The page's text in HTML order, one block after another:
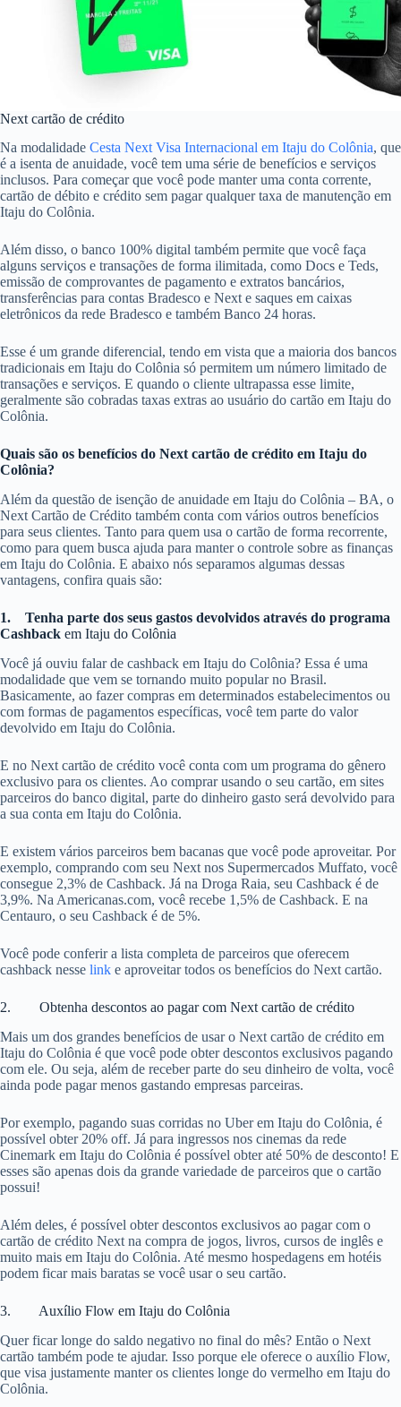
Next cartão de crédito
Na modalidade Cesta Next Visa Internacional em Itaju do Colônia, que
é a isenta de anuidade, você tem uma série de benefícios e serviços
inclusos. Para começar que você pode manter uma conta corrente,
cartão de débito e crédito sem pagar qualquer taxa de manutenção em
Itaju do Colônia.
Além disso, o banco 100% digital também permite que você faça
alguns serviços e transações de forma ilimitada, como Docs e Teds,
emissão de comprovantes de pagamento e extratos bancários,
transferências para contas Bradesco e Next e saques em caixas
eletrônicos da rede Bradesco e também Banco 24 horas.
Esse é um grande diferencial, tendo em vista que a maioria dos bancos
tradicionais em Itaju do Colônia só permitem um número limitado de
transações e serviços. E quando o cliente ultrapassa esse limite,
geralmente são cobradas taxas extras ao usuário do cartão em Itaju do
Colônia.
Quais são os benefícios do Next cartão de crédito em Itaju do
Colônia?
Além da questão de isenção de anuidade em Itaju do Colônia – BA, o
Next Cartão de Crédito também conta com vários outros benefícios
para seus clientes. Tanto para quem usa o cartão de forma recorrente,
como para quem busca ajuda para manter o controle sobre as finanças
em Itaju do Colônia. E abaixo nós separamos algumas dessas
vantagens, confira quais são:
1.
Tenha parte dos seus gastos devolvidos através do programa
Cashback em Itaju do Colônia
Você já ouviu falar de cashback em Itaju do Colônia? Essa é uma
modalidade que vem se tornando muito popular no Brasil.
Basicamente, ao fazer compras em determinados estabelecimentos ou
com formas de pagamentos específicas, você tem parte do valor
devolvido em Itaju do Colônia.
E no Next cartão de crédito você conta com um programa do gênero
exclusivo para os clientes. Ao comprar usando o seu cartão, em sites
parceiros do banco digital, parte do dinheiro gasto será devolvido para
a sua conta em Itaju do Colônia.
E existem vários parceiros bem bacanas que você pode aproveitar. Por
exemplo, comprando com seu Next nos Supermercados Muffato, você
consegue 2,3% de Cashback. Já na Droga Raia, seu Cashback é de
3,9%. Na Americanas.com, você recebe 1,5% de Cashback. E na
Centauro, o seu Cashback é de 5%.
Você pode conferir a lista completa de parceiros que oferecem
cashback nesse link e aproveitar todos os benefícios do Next cartão.
2. Obtenha descontos ao pagar com Next cartão de crédito
Mais um dos grandes benefícios de usar o Next cartão de crédito em
Itaju do Colônia é que você pode obter descontos exclusivos pagando
com ele. Ou seja, além de receber parte do seu dinheiro de volta, você
ainda pode pagar menos gastando empresas parceiras.
Por exemplo, pagando suas corridas no Uber em Itaju do Colônia, é
possível obter 20% off. Já para ingressos nos cinemas da rede
Cinemark em Itaju do Colônia é possível obter até 50% de desconto! E
esses são apenas dois da grande variedade de parceiros que o cartão
possui!
Além deles, é possível obter descontos exclusivos ao pagar com o
cartão de crédito Next na compra de jogos, livros, cursos de inglês e
muito mais em Itaju do Colônia. Até mesmo hospedagens em hotéis
podem ficar mais baratas se você usar o seu cartão.
3. Auxílio Flow em Itaju do Colônia
Quer ficar longe do saldo negativo no final do mês? Então o Next
cartão também pode te ajudar. Isso porque ele oferece o auxílio Flow,
que visa justamente manter os clientes longe do vermelho em Itaju do
Colônia.